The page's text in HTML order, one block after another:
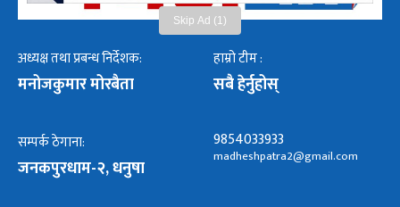
Skip Ad (1)
अध्यक्ष तथा प्रबन्ध निर्देशक:
मनोजकुमार मोरबैता
हाम्रो टीम :
सबै हेर्नुहोस्
सम्पर्क ठेगाना:
जनकपुरधाम-२, धनुषा
9854033933
madheshpatra2@gmail.com